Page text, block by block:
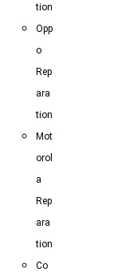
tion
Opp
o
Rep
ara
tion
Mot
orol
a
Rep
ara
tion
Co